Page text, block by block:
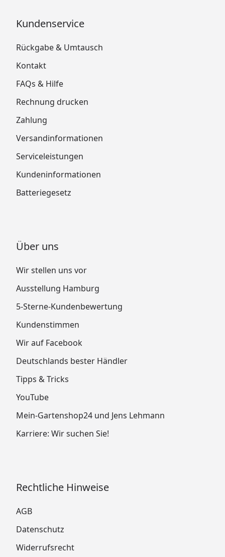
Kundenservice
Rückgabe & Umtausch
Kontakt
FAQs & Hilfe
Rechnung drucken
Zahlung
Versandinformationen
Serviceleistungen
Kundeninformationen
Batteriegesetz
Über uns
Wir stellen uns vor
Ausstellung Hamburg
5-Sterne-Kundenbewertung
Kundenstimmen
Wir auf Facebook
Deutschlands bester Händler
Tipps & Tricks
YouTube
Mein-Gartenshop24 und Jens Lehmann
Karriere: Wir suchen Sie!
Rechtliche Hinweise
AGB
Datenschutz
Widerrufsrecht